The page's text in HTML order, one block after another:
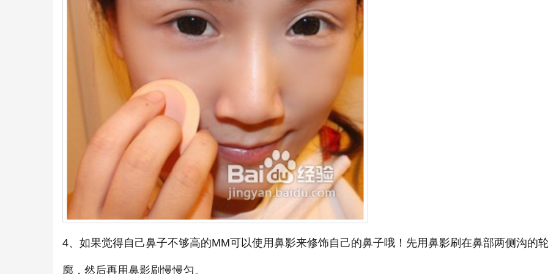
4、如果觉得自己鼻子不够高的MM可以使用鼻影来修饰自己的鼻子哦！先用鼻影刷在鼻部两侧沟的
廓，然后再用鼻影刷慢慢匀。